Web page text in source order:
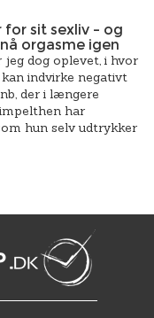
sit sexliv – og
orgasme igen
jeg dog oplevet, i hvor
indvirke negativt
der i længere
har
hun selv udtrykker